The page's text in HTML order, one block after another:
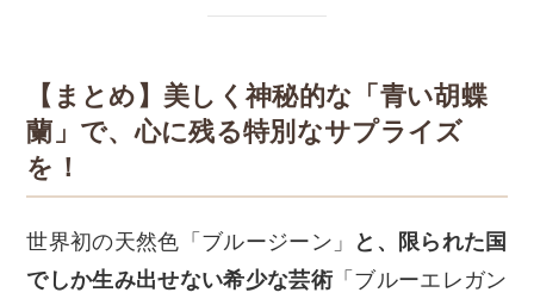
【まとめ】 美しく神秘的な「青い胡蝶
蘭」で、心に残る特別なサプライズ
を！
世界初の天然色「ブルージーン」
と、限られた国
でしか生み出せない希少な芸術「ブルーエレガン